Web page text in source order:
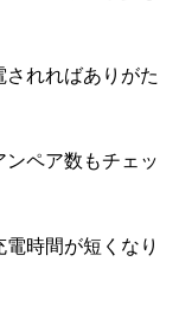
れればありがた
ペア数もチェッ
時間が短くなり